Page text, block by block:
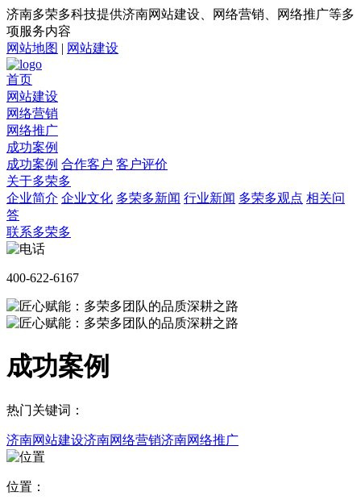
济南多荣多科技提供济南网站建设、网络营销、网络推广等多
项服务内容
网站地图 | 网站建设
首页
网站建设
网络营销
网络推广
成功案例
成功案例 合作客户 客户评价
关于多荣多
企业简介 企业文化 多荣多新闻 行业新闻 多荣多观点 相关问
答
联系多荣多
400-622-6167
成功案例
热门关键词：
济南网站建设济南网络营销济南网络推广
位置：